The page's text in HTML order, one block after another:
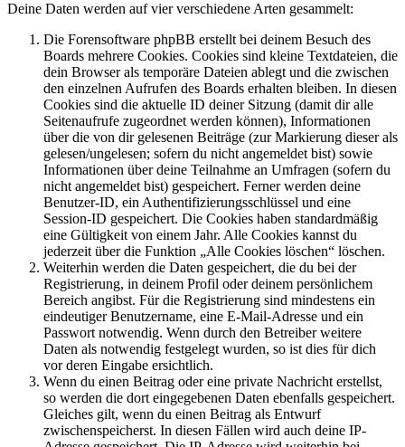
Deine Daten werden auf vier verschiedene Arten gesammelt:
Die Forensoftware phpBB erstellt bei deinem Besuch des
Boards mehrere Cookies. Cookies sind kleine Textdateien, die
dein Browser als temporäre Dateien ablegt und die zwischen
den einzelnen Aufrufen des Boards erhalten bleiben. In diesen
Cookies sind die aktuelle ID deiner Sitzung (damit dir alle
Seitenaufrufe zugeordnet werden können), Informationen
über die von dir gelesenen Beiträge (zur Markierung dieser als
gelesen/ungelesen; sofern du nicht angemeldet bist) sowie
Informationen über deine Teilnahme an Umfragen (sofern du
nicht angemeldet bist) gespeichert. Ferner werden deine
Benutzer-ID, ein Authentifizierungsschlüssel und eine
Session-ID gespeichert. Die Cookies haben standardmäßig
eine Gültigkeit von einem Jahr. Alle Cookies kannst du
jederzeit über die Funktion „Alle Cookies löschen“ löschen.
Weiterhin werden die Daten gespeichert, die du bei der
Registrierung, in deinem Profil oder deinem persönlichem
Bereich angibst. Für die Registrierung sind mindestens ein
eindeutiger Benutzername, eine E-Mail-Adresse und ein
Passwort notwendig. Wenn durch den Betreiber weitere
Daten als notwendig festgelegt wurden, so ist dies für dich
vor deren Eingabe ersichtlich.
Wenn du einen Beitrag oder eine private Nachricht erstellst,
so werden die dort eingegebenen Daten ebenfalls gespeichert.
Gleiches gilt, wenn du einen Beitrag als Entwurf
zwischenspeicherst. In diesen Fällen wird auch deine IP-